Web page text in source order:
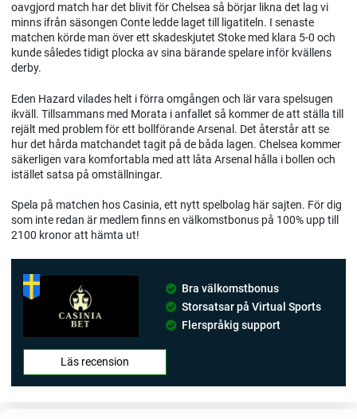
oavgjord match har det blivit för Chelsea så börjar likna det lag vi
minns ifrån säsongen Conte ledde laget till ligatiteln. I senaste
matchen körde man över ett skadeskjutet Stoke med klara 5-0 och
kunde således tidigt plocka av sina bärande spelare inför kvällens
derby.
Eden Hazard vilades helt i förra omgången och lär vara spelsugen
ikväll. Tillsammans med Morata i anfallet så kommer de att ställa till
rejält med problem för ett bollförande Arsenal. Det återstår att se
hur det hårda matchandet tagit på de båda lagen. Chelsea kommer
säkerligen vara komfortabla med att låta Arsenal hålla i bollen och
istället satsa på omställningar.
Spela på matchen hos Casinia, ett nytt spelbolag här sajten. För dig
som inte redan är medlem finns en välkomstbonus på 100% upp till
2100 kronor att hämta ut!
Bra välkomstbonus
Storsatsar på Virtual Sports
Flerspråkig support
Läs recension